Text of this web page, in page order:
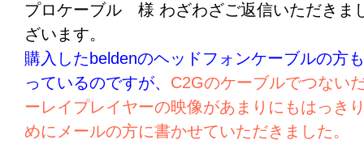
プロケーブル 様 わざわざご返信いただきま
ざいます。
購入したbeldenのヘッドフォンケーブルの方
っているのですが、 C2Gのケーブルでつない
ーレイプレイヤーの映像があまりにもはっき
めにメールの方に書かせていただきました。